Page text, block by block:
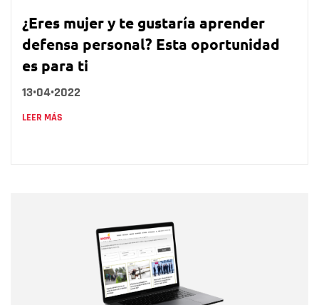
¿Eres mujer y te gustaría aprender
defensa personal? Esta oportunidad
es para ti
13•04•2022
LEER MÁS
Correo electrónico